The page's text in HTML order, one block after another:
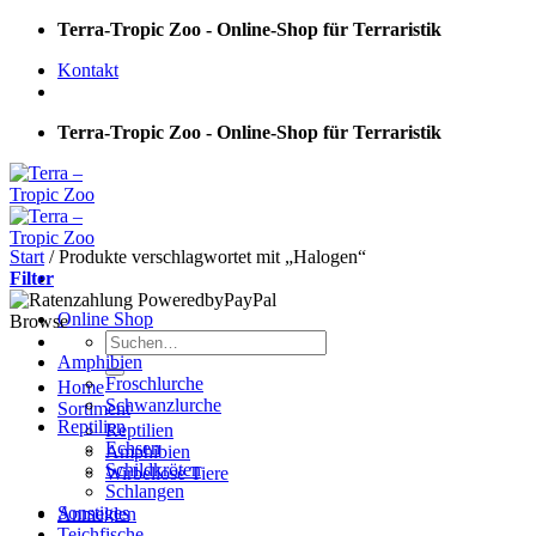
Skip
content
Terra-Tropic Zoo - Online-Shop für Terraristik
Kontakt
Terra-Tropic Zoo - Online-Shop für Terraristik
Online Shop
Suchen
nach:
Home
Sortiment
Reptilien
Amphibien
Wirbellose Tiere
Anmelden
Start /Produkte verschlagwortet mit „Halogen“
Filter
Browse
Amphibien
Froschlurche
Schwanzlurche
Reptilien
Echsen
Schildkröten
Schlangen
Sonstiges